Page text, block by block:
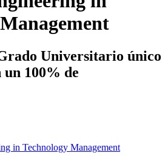
Universitario único
un 100% de
in Technology Management